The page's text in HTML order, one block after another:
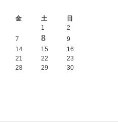
金 土 日
1
2
7 8
9
14 15
16
21 22
23
28 29
30